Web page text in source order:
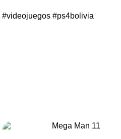
#videojuegos #ps4bolivia